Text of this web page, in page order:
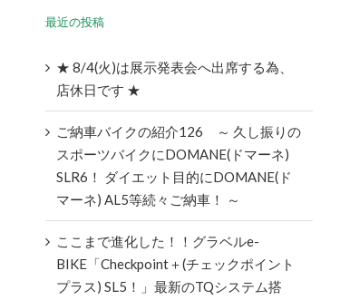
最近の投稿
★ 8/4(火)は展示発表会へ出席する為、
店休日です ★
ご納車バイクの紹介126 ～ 久し振りの
スポーツバイクにDOMANE(ドマーネ)
SLR6！ ダイエット目的にDOMANE(ド
マーネ) AL5等続々ご納車！ ～
ここまで進化した！！グラベルe-
BIKE「Checkpoint＋(チェックポイント
プラス) SL5！」最新のTQシステム搭